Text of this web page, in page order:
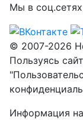
Мы в
© 2007-2026
Пользуясь
Информация